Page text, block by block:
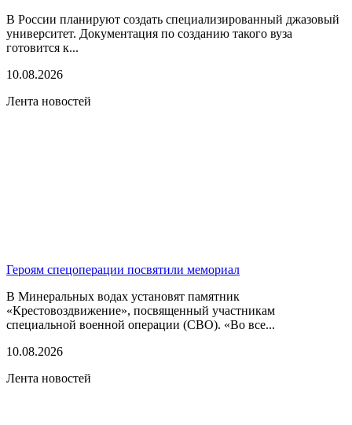
В России планируют создать специализированный джазовый
университет. Документация по созданию такого вуза
готовится к...
10.08.2026
Лента новостей
Героям спецоперации посвятили мемориал
В Минеральных водах установят памятник
«Крестовоздвижение», посвященный участникам
специальной военной операции (СВО). «Во все...
10.08.2026
Лента новостей